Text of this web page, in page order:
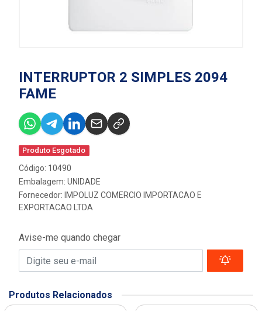
INTERRUPTOR 2 SIMPLES 2094
FAME
Produto Esgotado
Código: 10490
Embalagem: UNIDADE
Fornecedor: IMPOLUZ COMERCIO IMPORTACAO E
EXPORTACAO LTDA
Avise-me quando chegar
Produtos Relacionados